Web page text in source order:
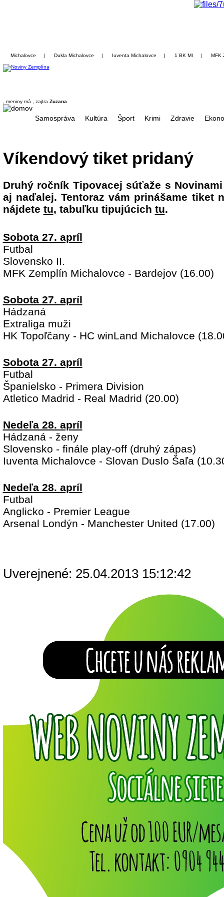
Michalovce | Dukla Michalovce | Iuventa Michalovce | 1 BK MI | MFK
, meniny má , zajtra Zuzana
Samospráva Kultúra Šport Krimi Zdravie
Víkendový tiket pridaný
Druhý ročník Tipovacej súťaže s
aj naďalej. Tentoraz vám prinášame tiket
nájdete tu, tabuľku tipujúcich tu.
Sobota 27. apríl
Futbal
Slovensko II.
MFK Zemplín Michalovce - Bardejov (16.00)
Sobota 27. apríl
Hádzaná
Extraliga muži
HK Topoľčany - HC winLand Michalovce
Sobota 27. apríl
Futbal
Španielsko - Primera Division
Atletico Madrid - Real Madrid (20.00)
Nedeľa 28. apríl
Hádzaná - ženy
Slovensko - finále play-off (druhý zápas)
Iuventa Michalovce - Slovan Duslo Šaľa
Nedeľa 28. apríl
Futbal
Anglicko - Premier League
Arsenal Londýn - Manchester United (17.00)
Uverejnené: 25.04.2013 15:12:42